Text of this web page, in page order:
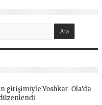
girişimiyle Yoshkar-Ola’da